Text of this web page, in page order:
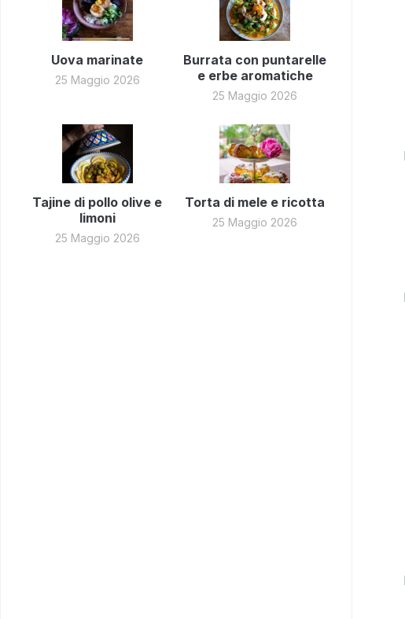
Uova marinate
25 Maggio 2026
Burrata con puntarelle
e erbe aromatiche
25 Maggio 2026
Tajine di pollo olive e
limoni
25 Maggio 2026
Torta di mele e ricotta
25 Maggio 2026